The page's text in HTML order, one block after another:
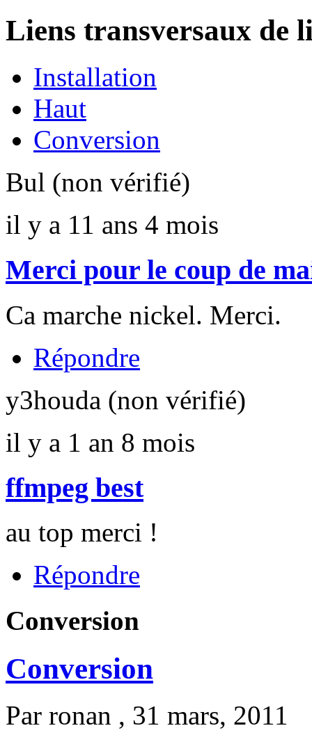
Liens transversaux de
Installation
Haut
Conversion
Bul (non vérifié)
il y a 11 ans 4 mois
Merci pour le coup de
Ca marche nickel. Merci.
Répondre
y3houda (non vérifié)
il y a 1 an 8 mois
ffmpeg best
au top merci !
Répondre
Conversion
Conversion
Par ronan , 31 mars, 2011